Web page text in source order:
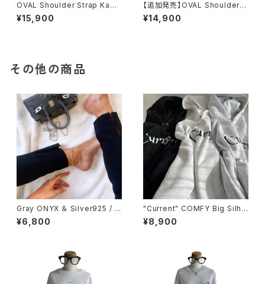
OVAL Shoulder Strap Kago
-Bag / Smile charm / BLAC
K
¥15,900
【追加発売】OVAL Shoulder S
trap Kago-Bag / megane h
older / White & Light gray
¥14,900
その他の商品
Gray ONYX ＆ Silver925 / ス
トレッチ ループ アンクレット
¥6,800
"Current" COMFY Big Silho
uette Hoodie / BLACK / W
HITE / GRAY
¥8,900